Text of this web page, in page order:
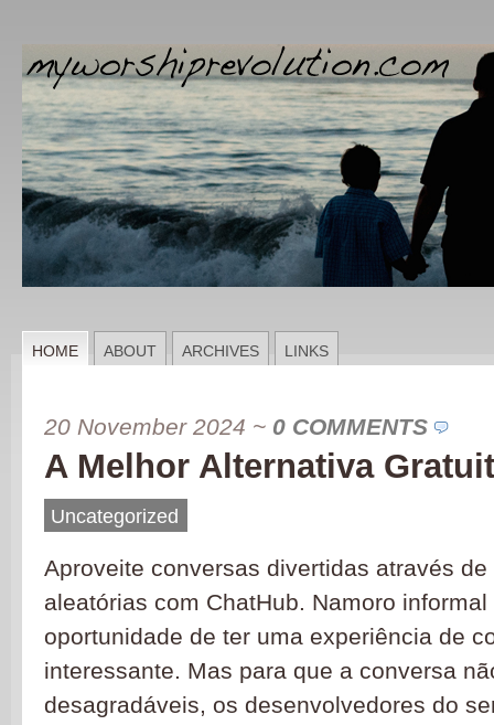
HOME ABOUT ARCHIVES LINKS
20 November 2024 ~ 0 COMMENTS
A Melhor Alternativa
Uncategorized
Aproveite conversas divertidas através
aleatórias com ChatHub. Namoro
oportunidade de ter uma experiência de
interessante. Mas para que a conversa
desagradáveis, os desenvolvedores do